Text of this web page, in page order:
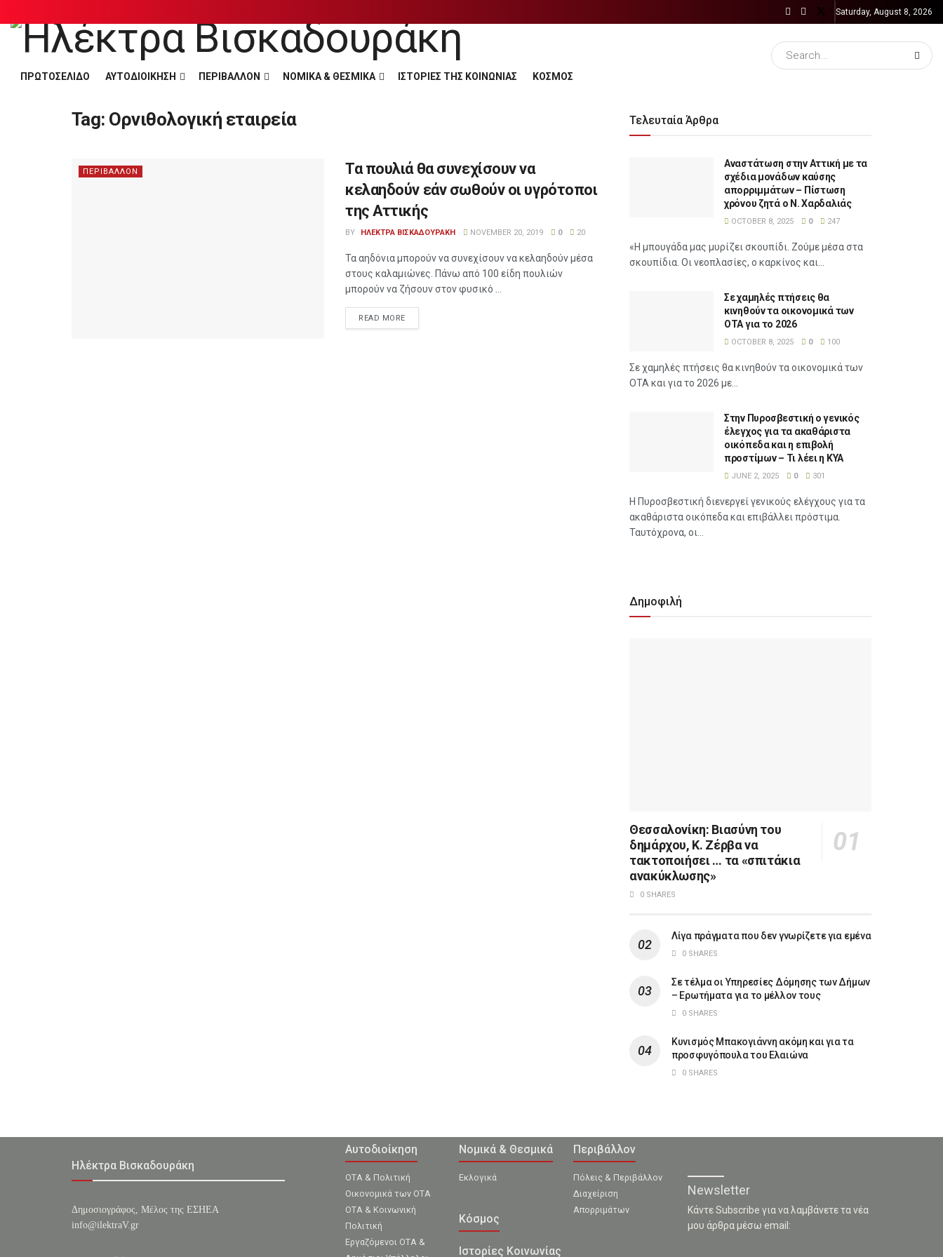
Saturday, August 8, 2026
ΠΡΩΤΟΣΕΛΙΔΟ ΑΥΤΟΔΙΟΙΚΗΣΗ ΠΕΡΙΒΑΛΛΟΝ ΝΟΜΙΚΑ & ΘΕΣΜΙΚΑ ΙΣΤΟΡΙΕΣ ΤΗΣ ΚΟΙΝΩΝΙΑΣ ΚΟΣΜΟΣ
Tag: Ορνιθολογική εταιρεία
ΠΕΡΙΒΑΛΛΟΝ
Τα πουλιά θα συνεχίσουν να
κελαηδούν εάν σωθούν οι υγρότοποι
της Αττικής
BY ΗΛΕΚΤΡΑ ΒΙΣΚΑΔΟΥΡΑΚΗ NOVEMBER 20, 2019 0 20
Τα αηδόνια μπορούν να συνεχίσουν να κελαηδούν μέσα
στους καλαμιώνες. Πάνω από 100 είδη πουλιών
μπορούν να ζήσουν στον φυσικό ...
READ MORE
Τελευταία Άρθρα
Αναστάτωση στην Αττική με τα
σχέδια μονάδων καύσης
απορριμμάτων – Πίστωση
χρόνου ζητά ο Ν. Χαρδαλιάς
OCTOBER 8, 2025 0 247
«Η μπουγάδα μας μυρίζει σκουπίδι. Ζούμε μέσα στα
σκουπίδια. Οι νεοπλασίες, ο καρκίνος και...
Σε χαμηλές πτήσεις θα
κινηθούν τα οικονομικά των
ΟΤΑ για το 2026
OCTOBER 8, 2025 0 100
Σε χαμηλές πτήσεις θα κινηθούν τα οικονομικά των
ΟΤΑ και για το 2026 με...
Στην Πυροσβεστική ο γενικός
έλεγχος για τα ακαθάριστα
οικόπεδα και η επιβολή
προστίμων – Τι λέει η ΚΥΑ
JUNE 2, 2025 0 301
Η Πυροσβεστική διενεργεί γενικούς ελέγχους για τα
ακαθάριστα οικόπεδα και επιβάλλει πρόστιμα.
Ταυτόχρονα, οι...
Δημοφιλή
Θεσσαλονίκη: Βιασύνη του
δημάρχου, Κ. Ζέρβα να
τακτοποιήσει … τα «σπιτάκια
ανακύκλωσης»
0 SHARES
Λίγα πράγματα που δεν γνωρίζετε για εμένα
0 SHARES
Σε τέλμα οι Υπηρεσίες Δόμησης των Δήμων
– Ερωτήματα για το μέλλον τους
0 SHARES
Κυνισμός Μπακογιάννη ακόμη και για τα
προσφυγόπουλα του Ελαιώνα
0 SHARES
Ηλέκτρα Βισκαδουράκη
Δημοσιογράφος, Μέλος της ΕΣHΕΑ
info@ilektraV.gr
Αυτοδιοίκηση
ΟΤΑ & Πολιτική
Οικονομικά των ΟΤΑ
ΟΤΑ & Κοινωνική
Πολιτική
Εργαζόμενοι ΟΤΑ &
Νομικά & Θεσμικά
Εκλογικά
Κόσμος
Ιστορίες Κοινωνίας
Περιβάλλον
Πόλεις & Περιβάλλον
Διαχείριση
Απορριμάτων
Newsletter
Κάντε Subscribe για να λαμβάνετε τα νέα
μου άρθρα μέσω email: